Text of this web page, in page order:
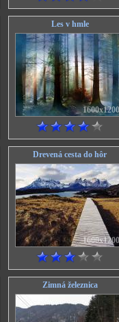
Les v hmle
1600x1200
Drevená cesta do hôr
1600x1200
Zimná železnica